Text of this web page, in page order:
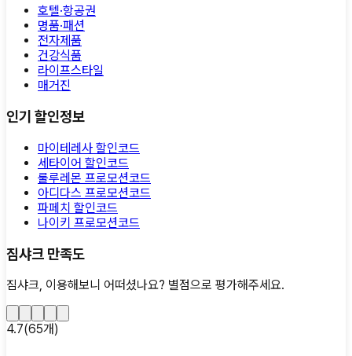
호텔·항공권
명품·패션
전자제품
건강식품
라이프스타일
매거진
인기 할인정보
마이테레사 할인코드
세타이어 할인코드
룰루레몬 프로모션코드
아디다스 프로모션코드
파페치 할인코드
나이키 프로모션코드
짐샤크 만족도
짐샤크, 이용해보니 어떠셨나요? 별점으로 평가해주세요.
4.7(65개)